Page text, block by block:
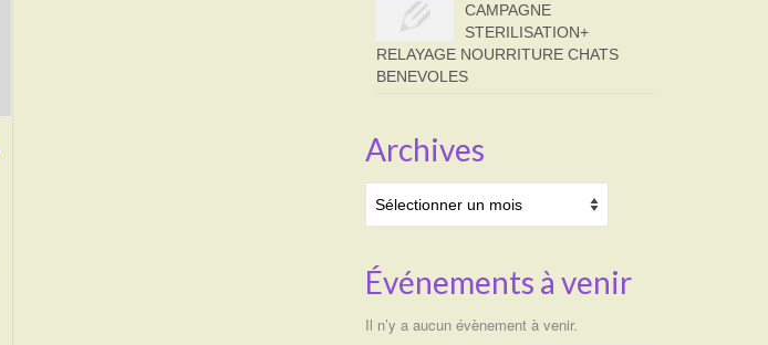
CAMPAGNE
STERILISATION+
RELAYAGE NOURRITURE CHATS
BENEVOLES
Archives
Événements à venir
Il n’y a aucun évènement à venir.